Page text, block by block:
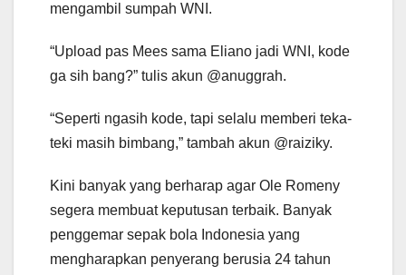
mengambil sumpah WNI.
“Upload pas Mees sama Eliano jadi WNI, kode
ga sih bang?” tulis akun @anuggrah.
“Seperti ngasih kode, tapi selalu memberi teka-
teki masih bimbang,” tambah akun @raiziky.
Kini banyak yang berharap agar Ole Romeny
segera membuat keputusan terbaik. Banyak
penggemar sepak bola Indonesia yang
mengharapkan penyerang berusia 24 tahun